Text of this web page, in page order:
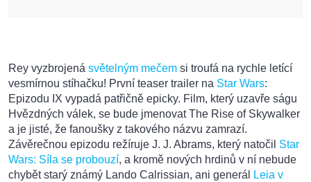
Rey vyzbrojená světelným mečem si troufá na rychle letící
vesmírnou stíhačku! První teaser trailer na Star Wars:
Epizodu IX vypadá patřičně epicky. Film, který uzavře ságu
Hvězdných válek, se bude jmenovat The Rise of Skywalker
a je jisté, že fanoušky z takového názvu zamrazí.
Závěrečnou epizodu režíruje J. J. Abrams, který natočil Star
Wars: Síla se probouzí, a kromě nových hrdinů v ní nebude
chybět starý známý Lando Calrissian, ani generál
Leia v